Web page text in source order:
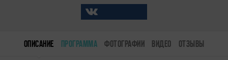
ОПИСАНИЕ ПРОГРАММА ФОТОГРАФИИ ВИДЕО ОТЗЫВЫ